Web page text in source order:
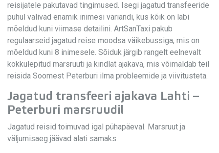
reisijatele pakutavad tingimused. Isegi jagatud transfeeride
puhul valivad enamik inimesi variandi, kus kõik on läbi
mõeldud kuni viimase detailini. ArtSanTaxi pakub
regulaarseid jagatud reise moodsa väikebussiga, mis on
mõeldud kuni 8 inimesele. Sõiduk järgib rangelt eelnevalt
kokkulepitud marsruuti ja kindlat ajakava, mis võimaldab teil
reisida Soomest Peterburi ilma probleemide ja viivitusteta.
Jagatud transfeeri ajakava Lahti –
Peterburi marsruudil
Jagatud reisid toimuvad igal pühapäeval. Marsruut ja
väljumisaeg jäävad alati samaks.